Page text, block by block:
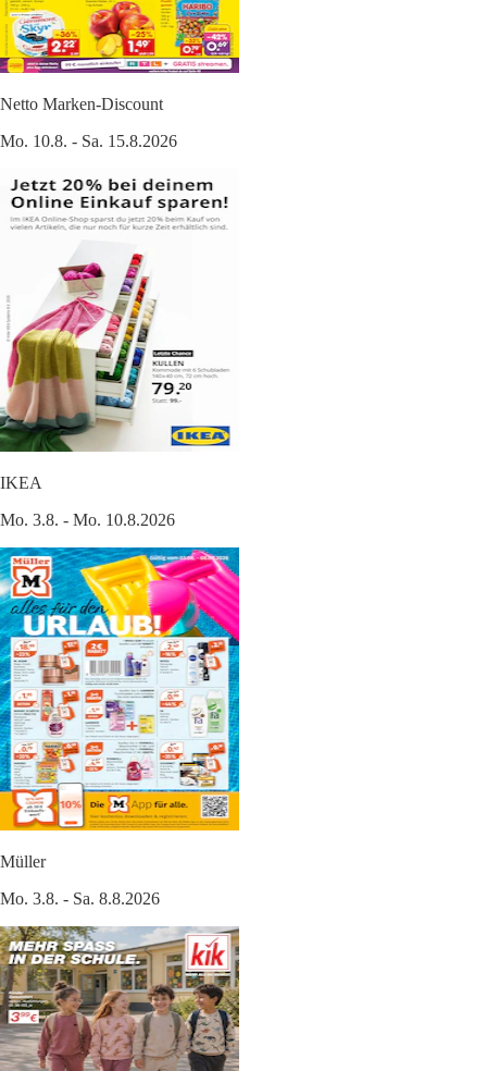
Netto Marken-Discount
Mo. 10.8. - Sa. 15.8.2026
IKEA
Mo. 3.8. - Mo. 10.8.2026
Müller
Mo. 3.8. - Sa. 8.8.2026